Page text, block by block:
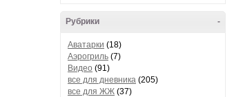
-
Рубрики
Аватарки (18)
Аэрогриль (7)
Видео (91)
все для дневника (205)
все для ЖЖ (37)